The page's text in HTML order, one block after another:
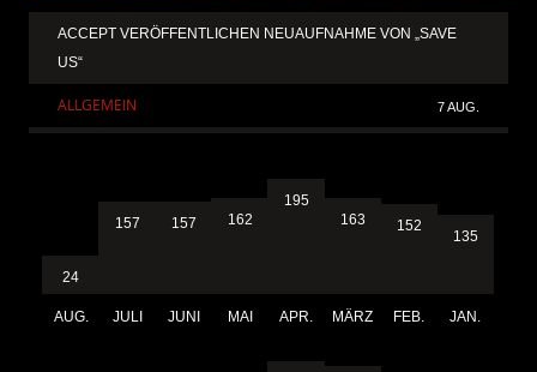
ACCEPT VERÖFFENTLICHEN NEUAUFNAHME VON „SAVE
US“
ALLGEMEIN 7 AUG.
24
AUG.
157
JULI
157
JUNI
162
MAI
195
APR.
163
MÄRZ
152
FEB.
135
JAN.